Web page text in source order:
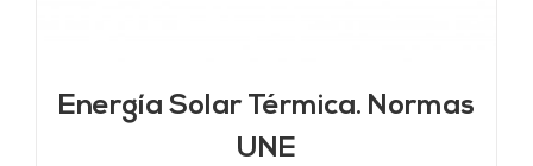
Energía Solar Térmica. Normas
UNE